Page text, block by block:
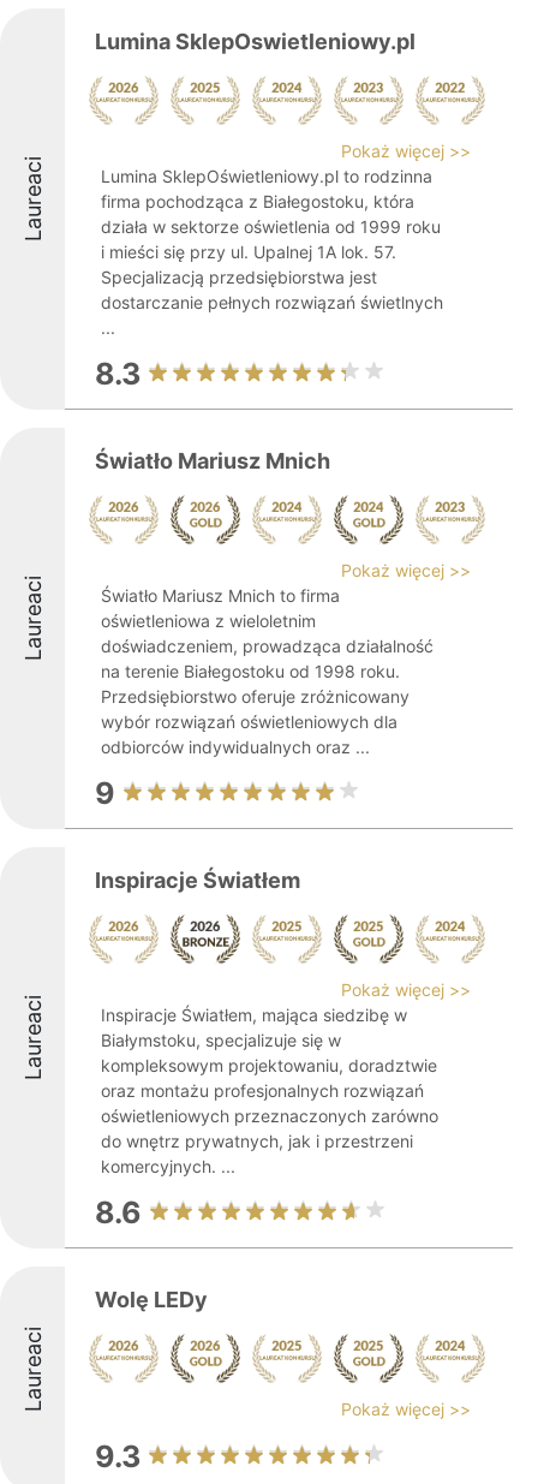
Laureaci
Lumina SklepOswietleniowy.pl
Pokaż więcej >>
Lumina SklepOświetleniowy.pl to rodzinna
firma pochodząca z Białegostoku, która
działa w sektorze oświetlenia od 1999 roku
i mieści się przy ul. Upalnej 1A lok. 57.
Specjalizacją przedsiębiorstwa jest
dostarczanie pełnych rozwiązań świetlnych
...
8.3
Laureaci
Światło Mariusz Mnich
Pokaż więcej >>
Światło Mariusz Mnich to firma
oświetleniowa z wieloletnim
doświadczeniem, prowadząca działalność
na terenie Białegostoku od 1998 roku.
Przedsiębiorstwo oferuje zróżnicowany
wybór rozwiązań oświetleniowych dla
odbiorców indywidualnych oraz ...
9
Laureaci
Inspiracje Światłem
Pokaż więcej >>
Inspiracje Światłem, mająca siedzibę w
Białymstoku, specjalizuje się w
kompleksowym projektowaniu, doradztwie
oraz montażu profesjonalnych rozwiązań
oświetleniowych przeznaczonych zarówno
do wnętrz prywatnych, jak i przestrzeni
komercyjnych. ...
8.6
Laureaci
Wolę LEDy
Pokaż więcej >>
9.3